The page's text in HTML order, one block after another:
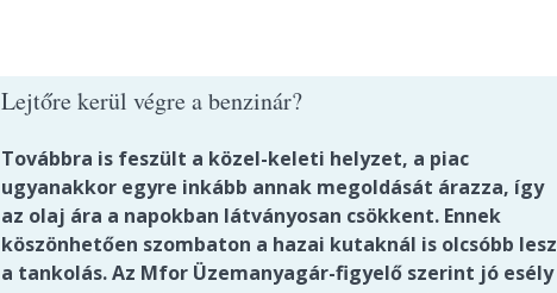
Lejtőre kerül végre a benzinár?
Továbbra is feszült a közel-keleti helyzet, a piac
ugyanakkor egyre inkább annak megoldását árazza, így
az olaj ára a napokban látványosan csökkent. Ennek
köszönhetően szombaton a hazai kutaknál is olcsóbb lesz
a tankolás. Az Mfor Üzemanyagár-figyelő szerint jó esély